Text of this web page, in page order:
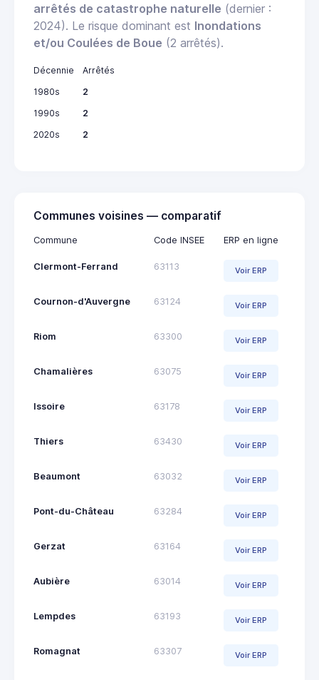
arrêtés de catastrophe naturelle (dernier :
2024). Le risque dominant est Inondations
et/ou Coulées de Boue (2 arrêtés).
Décennie
Arrêtés
1980s
2
1990s
2
2020s
2
Communes voisines — comparatif
Commune Code INSEE ERP en ligne
Clermont-Ferrand 63113 Voir ERP
Cournon-d'Auvergne 63124 Voir ERP
Riom 63300 Voir ERP
Chamalières 63075 Voir ERP
Issoire 63178 Voir ERP
Thiers 63430 Voir ERP
Beaumont 63032 Voir ERP
Pont-du-Château 63284 Voir ERP
Gerzat 63164 Voir ERP
Aubière 63014 Voir ERP
Lempdes 63193 Voir ERP
Romagnat 63307 Voir ERP